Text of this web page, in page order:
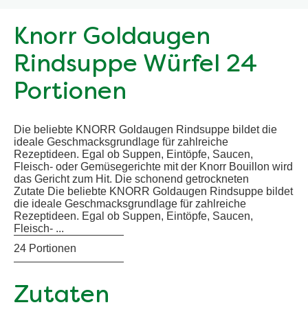
Knorr Goldaugen
Rindsuppe Würfel 24
Portionen
Die beliebte KNORR Goldaugen Rindsuppe bildet die
ideale Geschmacksgrundlage für zahlreiche
Rezeptideen. Egal ob Suppen, Eintöpfe, Saucen,
Fleisch- oder Gemüsegerichte mit der Knorr Bouillon wird
das Gericht zum Hit. Die schonend getrockneten
Zutate Die beliebte KNORR Goldaugen Rindsuppe bildet
die ideale Geschmacksgrundlage für zahlreiche
Rezeptideen. Egal ob Suppen, Eintöpfe, Saucen,
Fleisch- ...
24 Portionen
Zutaten